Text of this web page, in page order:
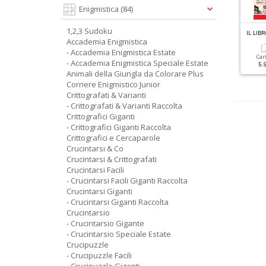
C
RUCIPUZZLE GIGANTI RACCOLTA N.3
Digitale
2.90 €
Cartacea
3.50 € 1.50 €
IL
Enigmistica (84)
1,2,3 Sudoku
Accademia Enigmistica
- Accademia Enigmistica Estate
- Accademia Enigmistica Speciale Estate
Animali della Giungla da Colorare Plus
Corriere Enigmistico Junior
Crittografati & Varianti
- Crittografati & Varianti Raccolta
Crittografici Giganti
- Crittografici Giganti Raccolta
Crittografici e Cercaparole
Crucintarsi & Co
Crucintarsi & Crittografati
Crucintarsi Facili
- Crucintarsi Facili Giganti Raccolta
Crucintarsi Giganti
- Crucintarsi Giganti Raccolta
Crucintarsio
- Crucintarsio Gigante
- Crucintarsio Speciale Estate
Crucipuzzle
- Crucipuzzle Facili